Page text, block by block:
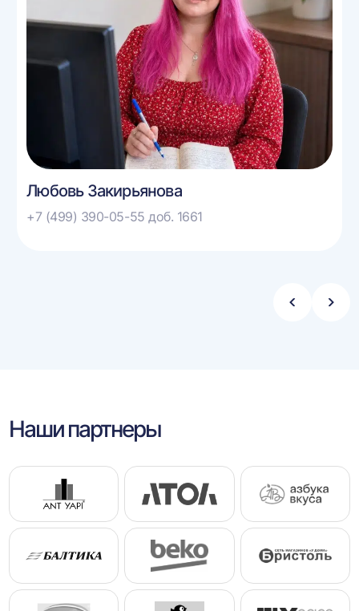
Любовь Закирьянова
+7 (499) 390-05-55 доб. 1661
Стрелка
Наши партнеры